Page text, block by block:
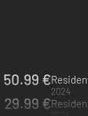
50.99 €
2024
29.99 €